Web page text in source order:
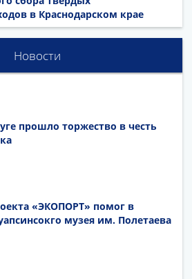
в Краснодарском крае
Новости
прошло торжество в честь
«ЭКОПОРТ» помог в
музея им. Полетаева